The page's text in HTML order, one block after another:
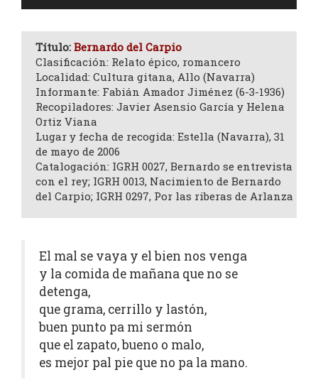
Título: Bernardo del Carpio
Clasificación: Relato épico, romancero
Localidad: Cultura gitana, Allo (Navarra)
Informante: Fabián Amador Jiménez (6-3-1936)
Recopiladores: Javier Asensio García y Helena
Ortiz Viana
Lugar y fecha de recogida: Estella (Navarra), 31
de mayo de 2006
Catalogación: IGRH 0027, Bernardo se entrevista
con el rey; IGRH 0013, Nacimiento de Bernardo
del Carpio; IGRH 0297, Por las riberas de Arlanza
El mal se vaya y el bien nos venga
y la comida de mañana que no se
detenga,
que grama, cerrillo y lastón,
buen punto pa mi sermón
que el zapato, bueno o malo,
es mejor pal pie que no pa la mano.